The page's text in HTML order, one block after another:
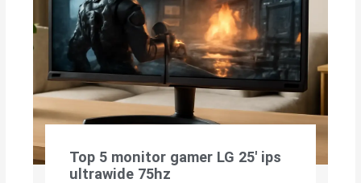
Top 5 monitor gamer LG 25′ ips
ultrawide 75hz